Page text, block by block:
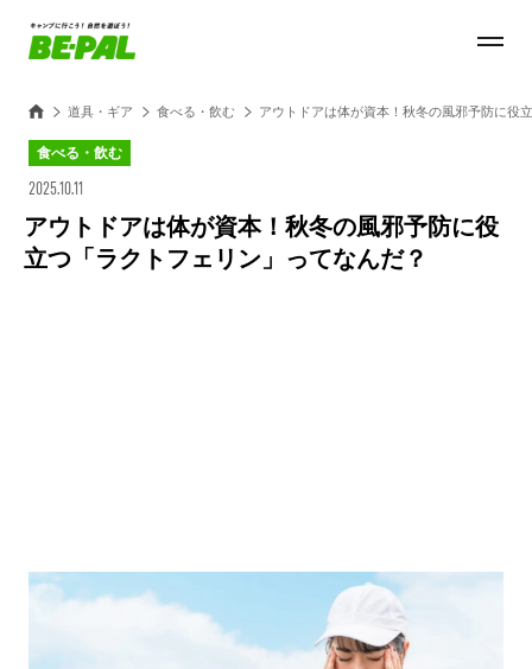
道具・ギア 食べる・飲む アウトドアは体が資本！秋冬の風邪予防に役
食べる・飲む
2025.10.11
アウトドアは体が資本！秋冬の風邪予防に役
立つ「ラクトフェリン」ってなんだ？